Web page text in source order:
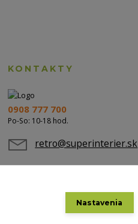
KONTAKTY
0908 777 700
Po-So: 10-18 hod.
retro@superinterier.sk
Nastavenia